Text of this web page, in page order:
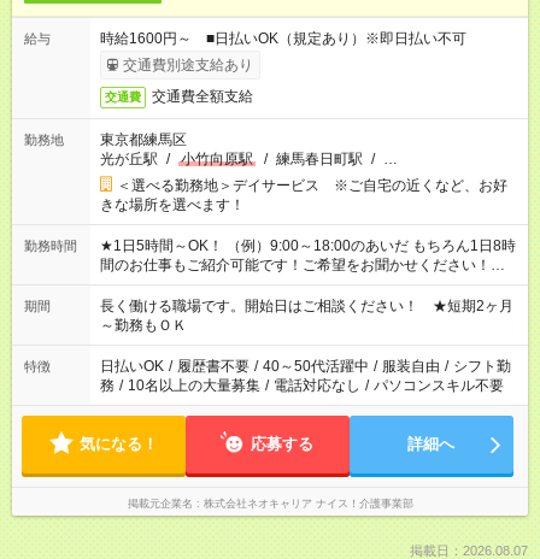
給与
時給1600円～ ■日払いOK（規定あり）※即日払い不可
交通費別途支給あり
交通費 交通費全額支給
勤務地
東京都練馬区
光が丘駅 / 小竹向原駅 / 練馬春日町駅 / …
＜選べる勤務地＞デイサービス ※ご自宅の近くなど、お好
きな場所を選べます！
勤務時間
★1日5時間～OK！ （例）9:00～18:00のあいだ もちろん1日8時
間のお仕事もご紹介可能です！ご希望をお聞かせください！★家
庭の都合でお休みが必要な場合も遠慮なくご相談ください。 ※
週最低15時間以上の勤務が必要です
期間
長く働ける職場です。開始日はご相談ください！ ★短期2ヶ月
～勤務もＯＫ
特徴 日払いOK / 履歴書不要 / 40～50代活躍中 / 服装自由 / シフト勤
務 / 10名以上の大量募集 / 電話対応なし / パソコンスキル不要
気になる！ 応募する 詳細へ
掲載元企業名 株式会社ネオキャリア ナイス！介護事業部
掲載日：2026.08.07